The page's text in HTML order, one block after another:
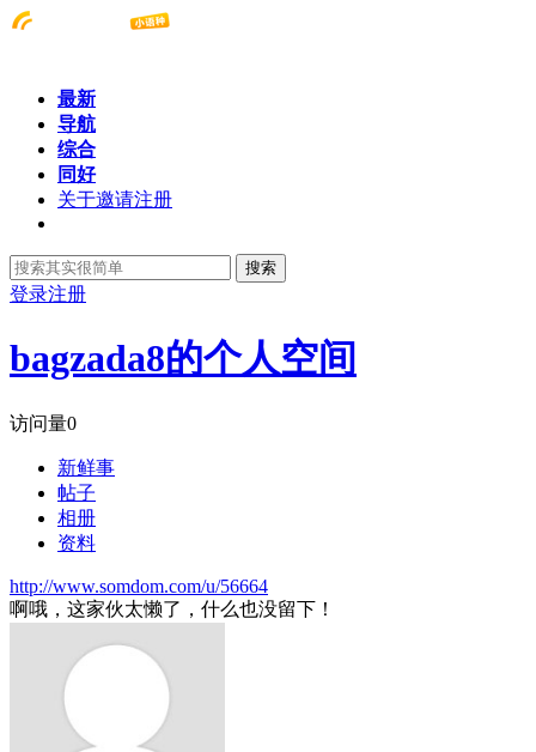
最新
导航
综合
同好
关于邀请注册
搜索
登录注册
bagzada8的个人空间
访问量0
新鲜事
帖子
相册
资料
http://www.somdom.com/u/56664
啊哦，这家伙太懒了，什么也没留下！